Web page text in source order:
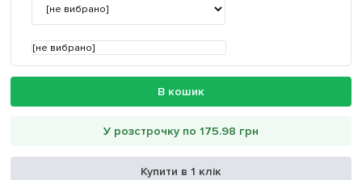
[не вибрано]
В кошик
У розстрочку по 175.98 грн
Купити в 1 клік